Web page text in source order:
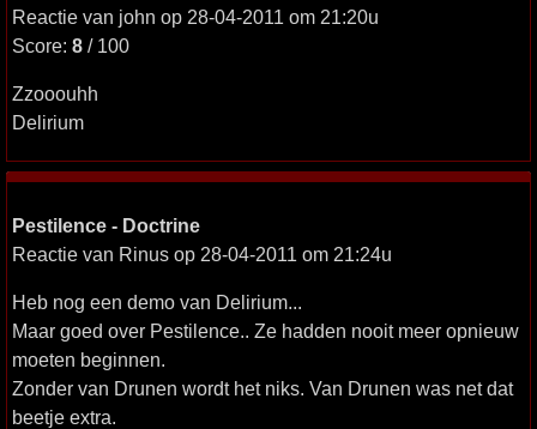
Reactie van john op 28-04-2011 om 21:20u
Score: 8 / 100
Zzooouhh
Delirium
Pestilence - Doctrine
Reactie van Rinus op 28-04-2011 om 21:24u
Heb nog een demo van Delirium...
Maar goed over Pestilence.. Ze hadden nooit meer opnieuw
moeten beginnen.
Zonder van Drunen wordt het niks. Van Drunen was net dat
beetje extra.